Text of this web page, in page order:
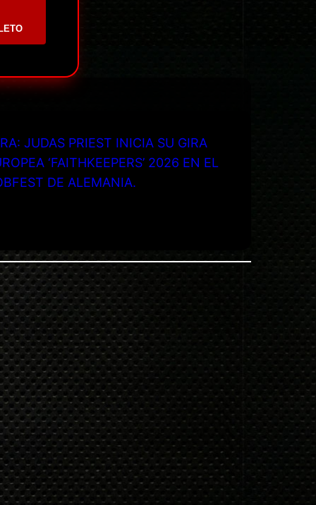
JUDAS PRIEST INICIA SU GIRA
‘FAITHKEEPERS’ 2026 EN EL
DE ALEMANIA.